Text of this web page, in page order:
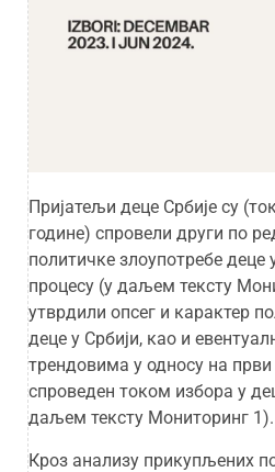
Пријатељи деце Србије су
године) спровели други по
политичке злоупотребе деце
процесу (у даљем тексту
утврдили опсег и карактер
деце у Србији, као и
трендовима у односу на први
спроведен током избора у
даљем тексту Мониторинг 1).
Кроз анализу прикупљених